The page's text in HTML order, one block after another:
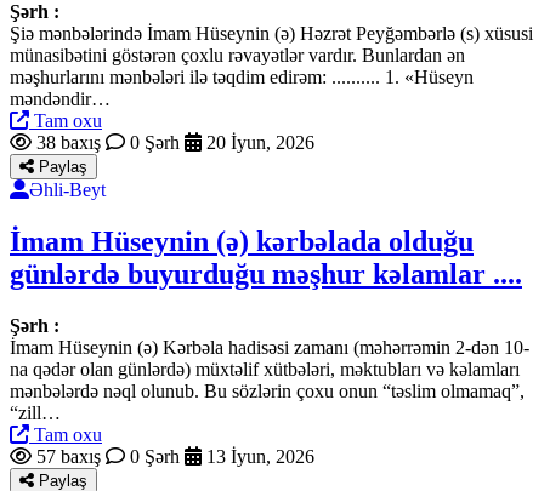
Şərh :
Şiə mənbələrində İmam Hüseynin (ə) Həzrət Peyğəmbərlə (s) xüsusi
münasibətini göstərən çoxlu rəvayətlər vardır. Bunlardan ən
məşhurlarını mənbələri ilə təqdim edirəm: .......... 1. «Hüseyn
məndəndir…
Tam oxu
38 baxış
0 Şərh 20 İyun, 2026
Paylaş
Əhli-Beyt
İmam Hüseynin (ə) kərbəlada olduğu
günlərdə buyurduğu məşhur kəlamlar ....
Şərh :
İmam Hüseynin (ə) Kərbəla hadisəsi zamanı (məhərrəmin 2-dən 10-
na qədər olan günlərdə) müxtəlif xütbələri, məktubları və kəlamları
mənbələrdə nəql olunub. Bu sözlərin çoxu onun “təslim olmamaq”,
“zill…
Tam oxu
57 baxış
0 Şərh 13 İyun, 2026
Paylaş